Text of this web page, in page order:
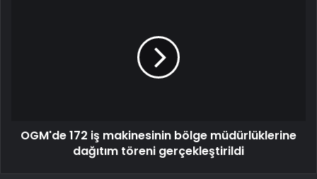
OGM'de 172 iş makinesinin bölge müdürlüklerine
dağıtım töreni gerçekleştirildi